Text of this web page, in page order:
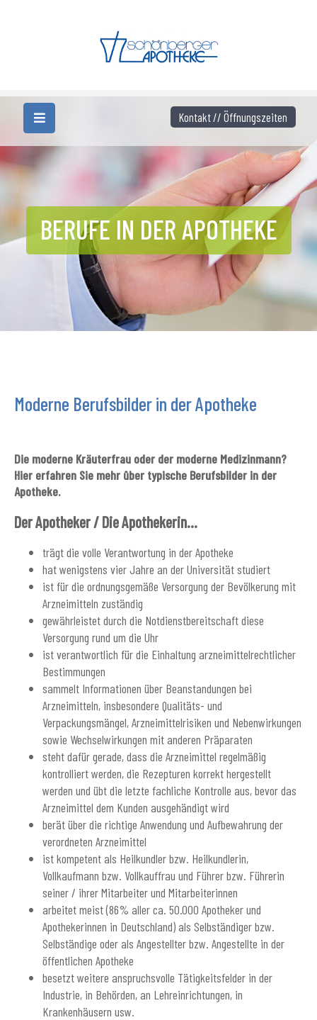
BERUFE IN DER APOTHEKE
Moderne Berufsbilder in der Apotheke
Die moderne Kräuterfrau oder der moderne Medizinmann?
Hier erfahren Sie mehr über typische Berufsbilder in der
Apotheke.
Der Apotheker / Die Apothekerin...
trägt die volle Verantwortung in der Apotheke
hat wenigstens vier Jahre an der Universität studiert
ist für die ordnungsgemäße Versorgung der Bevölkerung mit
Arzneimitteln zuständig
gewährleistet durch die Notdienstbereitschaft diese
Versorgung rund um die Uhr
ist verantwortlich für die Einhaltung arzneimittelrechtlicher
Bestimmungen
sammelt Informationen über Beanstandungen bei
Arzneimitteln, insbesondere Qualitäts- und
Verpackungsmängel, Arzneimittelrisiken und Nebenwirkungen
sowie Wechselwirkungen mit anderen Präparaten
steht dafür gerade, dass die Arzneimittel regelmäßig
kontrolliert werden, die Rezepturen korrekt hergestellt
werden und übt die letzte fachliche Kontrolle aus, bevor das
Arzneimittel dem Kunden ausgehändigt wird
berät über die richtige Anwendung und Aufbewahrung der
verordneten Arzneimittel
ist kompetent als Heilkundler bzw. Heilkundlerin,
Vollkaufmann bzw. Vollkauffrau und Führer bzw. Führerin
seiner / ihrer Mitarbeiter und Mitarbeiterinnen
arbeitet meist (86% aller ca. 50.000 Apotheker und
Apothekerinnen in Deutschland) als Selbständiger bzw.
Selbständige oder als Angestellter bzw. Angestellte in der
öffentlichen Apotheke
besetzt weitere anspruchsvolle Tätigkeitsfelder in der
Industrie, in Behörden, an Lehreinrichtungen, in
Krankenhäusern usw.
Kontakt // Öffnungszeiten